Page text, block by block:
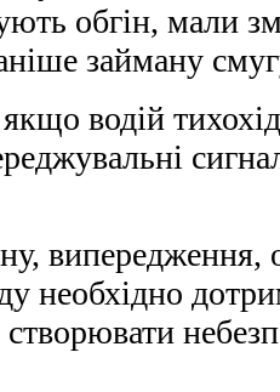
обгін, мали
займану
водій
випередження,
необхідно